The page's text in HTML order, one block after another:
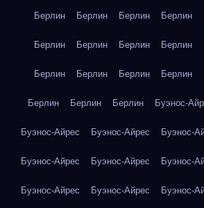
Берлин Берлин Берлин Берлин
Берлин Берлин Берлин Берлин
Берлин Берлин Берлин Берлин
Берлин Берлин Берлин Буэнос-
Буэнос-Айрес Буэнос-Айрес Буэнос-
Буэнос-Айрес Буэнос-Айрес Буэнос-
Буэнос-Айрес Буэнос-Айрес Буэнос-